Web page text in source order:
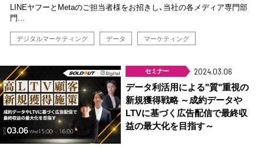
LINEヤフーとMetaのご担当者様をお招きし、当社の各メディア専門部
門...
デジタルマーケティング データ マーケティング
セミナー 2024.03.06
データ利活用による"質"重視の
新規獲得戦略 ～成約データや
LTVに基づく広告配信で最終収
益の最大化を目指す～